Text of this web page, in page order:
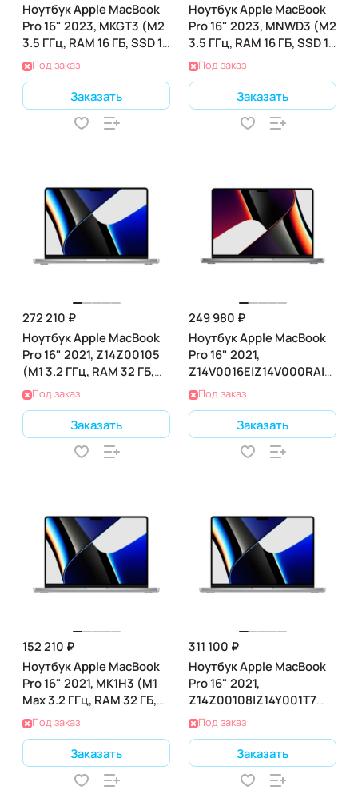
Ноутбук Apple MacBook
Pro 16" 2023, MKGT3 (M2
3.5 ГГц, RAM 16 ГБ, SSD 1
ТБ), Silver
Под заказ
Заказать
Ноутбук Apple MacBook
Pro 16" 2023, MNWD3 (M2
3.5 ГГц, RAM 16 ГБ, SSD 1
ТБ), Gray
Под заказ
Заказать
272 210 ₽
Ноутбук Apple MacBook
Pro 16" 2021, Z14Z00105
(M1 3.2 ГГц, RAM 32 ГБ,
SSD 1 ТБ), Silver
Под заказ
Заказать
249 980 ₽
Ноутбук Apple MacBook
Pro 16" 2021,
(M1 3.2 ГГц, RAM 32 ГБ,
SSD 512 ГБ), Gray
Под заказ
Заказать
152 210 ₽
Ноутбук Apple MacBook
Pro 16" 2021, MK1H3 (M1
Max 3.2 ГГц, RAM 32 ГБ,
SSD 1 ТБ), Silver
Под заказ
Заказать
311 100 ₽
Ноутбук Apple MacBook
Pro 16" 2021,
Z14Z00108|Z14Y001T7
(M1 3.2 ГГц, RAM 32 ГБ,
SSD 2 ТБ), Silver
Под заказ
Заказать